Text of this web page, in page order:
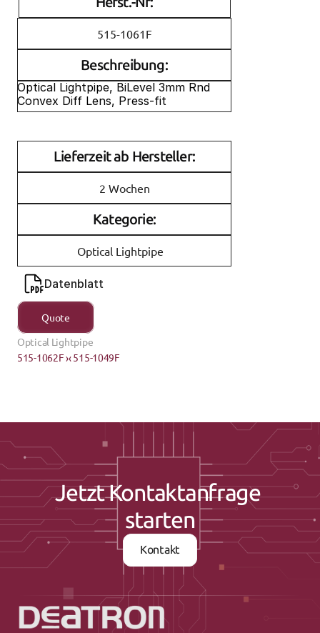
515-1061F
Beschreibung:
Optical Lightpipe, BiLevel 3mm Rnd
Convex Diff Lens, Press-fit
Lieferzeit ab Hersteller:
2 Wochen
Kategorie:
Optical Lightpipe
Datenblatt
Quote
Optical Lightpipe
515-1062F ›‹ 515-1049F
Jetzt Kontaktanfrage
starten
Kontakt